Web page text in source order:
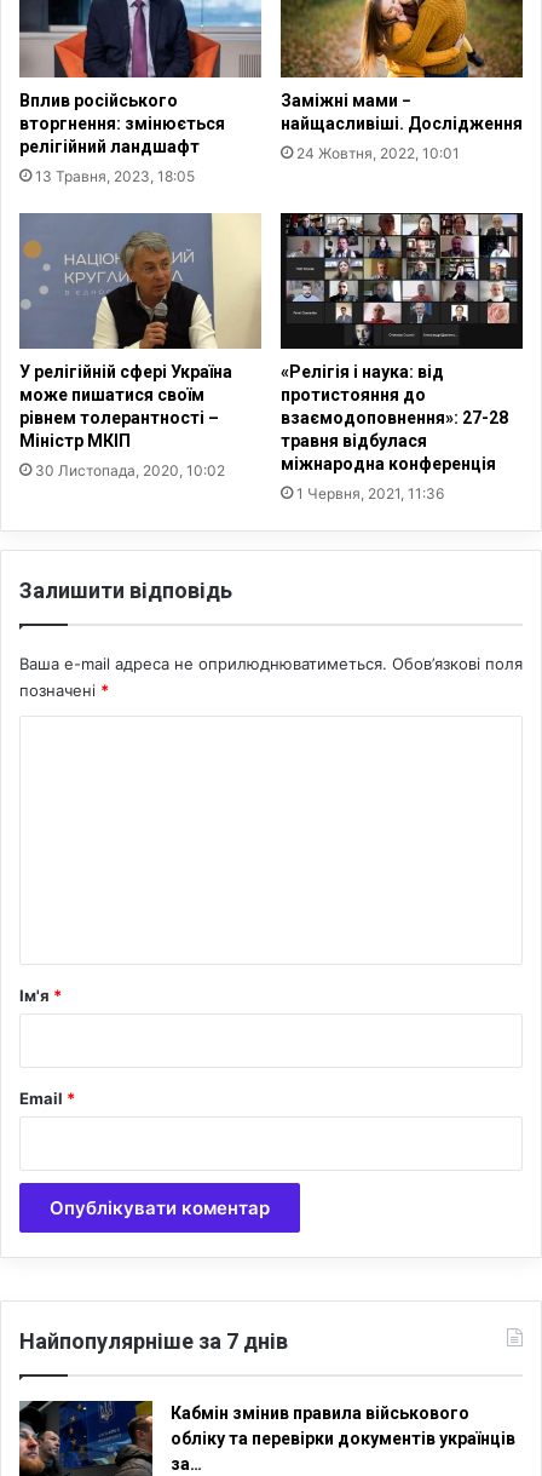
о
и
т
и
с
я
з
У
р
ї
н
у
я
к
Вплив російського
вторгнення: змінюється
релігійний ландшафт
13 Травня, 2023, 18:05
Заміжні мами −
найщасливіші. Дослідження
24 Жовтня, 2022, 10:01
У релігійній сфері Україна
може пишатися своїм
рівнем толерантності –
Міністр МКІП
30 Листопада, 2020, 10:02
«Релігія і наука: від
протистояння до
взаємодоповнення»: 27-28
травня відбулася
міжнародна конференція
1 Червня, 2021, 11:36
Залишити відповідь
Ваша e-mail адреса не оприлюднюватиметься. Обов’язкові поля
позначені *
р
Ім'я *
Email *
Найпопулярніше за 7 днів
Кабмін змінив правила військового
обліку та перевірки документів українців
за…